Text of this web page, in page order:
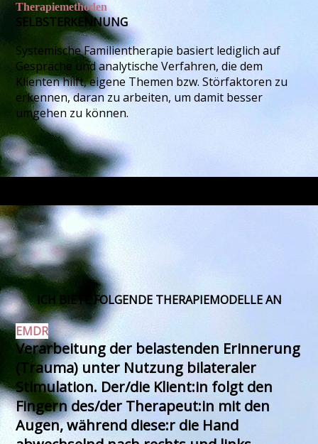
Therapiemethoden
SELBST­ERKENNUNG
Systemische Familientherapie basiert lediglich auf
Gespräche und analytische Verfahren, die dem
Klienten hilft, eigene Themen bzw. Störfaktoren zu
erkennen, daran zu arbeiten, um damit besser
umgehen zu können.
ICH BIETE FOLGENDE THERAPIE­MODELLE AN
EMDR
Verarbeitung der belastenden Erinnerung
(Trauma) unter Nutzung bilateraler
Stimulation. Der/die Klient:in folgt den
Fingern des/der Therapeut:in mit den
Augen, während diese:r die Hand